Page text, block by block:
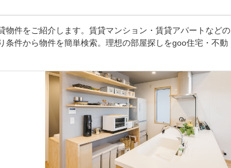
件をご紹介します。賃貸マンション・賃貸アパートなどの
件から物件を簡単検索。理想の部屋探しをgoo住宅・不動